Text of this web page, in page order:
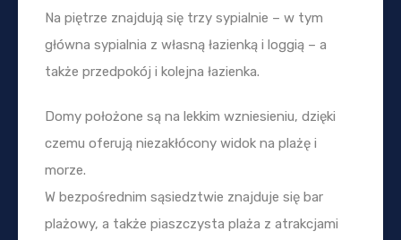
Na piętrze znajdują się trzy sypialnie – w tym
główna sypialnia z własną łazienką i loggią – a
także przedpokój i kolejna łazienka.
Domy położone są na lekkim wzniesieniu, dzięki
czemu oferują niezakłócony widok na plażę i
morze.
W bezpośrednim sąsiedztwie znajduje się bar
plażowy, a także piaszczysta plaża z atrakcjami